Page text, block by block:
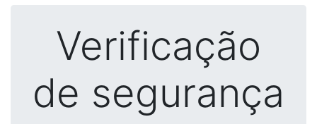
Verificação
de segurança